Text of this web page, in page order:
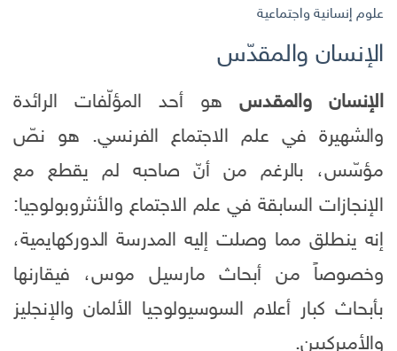
علوم إنسانية واجتماعية
الإنسان والمقدّس
الإنسان والمقدسهو أحد المؤلّفات الرائدة
والشهيرة في علم الاجتماع الفرنسي. هو نصّ
مؤسّس، بالرغم من أنّ صاحبه لم يقطع مع
الإنجازات السابقة في علم الاجتماع والأنثروبولوجيا:
إنه ينطلق مما وصلت إليه المدرسة الدوركهايمية،
وخصوصاً من أبحاث مارسيل موس، فيقارنها
بأبحاث كبار أعلام السوسيولوجيا الألمان والإنجليز
والأميركيين.